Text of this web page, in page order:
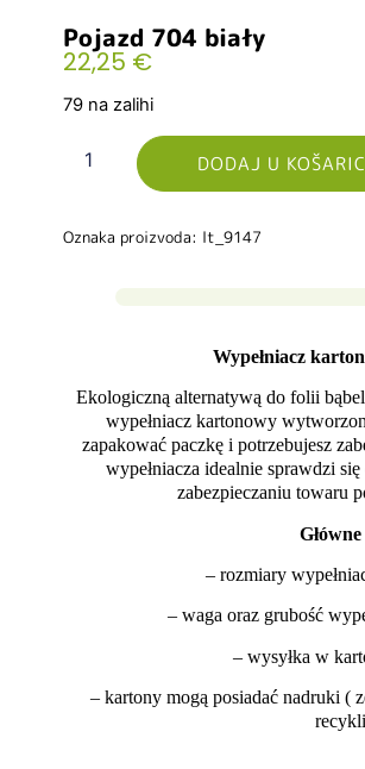
Pojazd 704 biały
22,25 €
79 na zalihi
DODAJ U
Oznaka proizvoda: lt_9147
Wypełniacz
Ekologiczną alternatywą do folii
wypełniacz kartonowy
zapakować paczkę i potrzebujesz
wypełniacza idealnie sprawdzi
zabezpieczaniu towaru
– rozmiary
– waga oraz grubość
– wysyłka w
– kartony mogą posiadać nadruki (